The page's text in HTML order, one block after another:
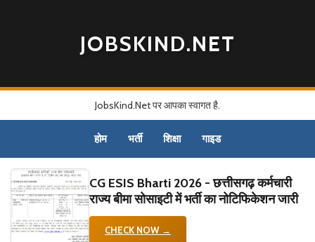
JOBSKIND.NET
JobsKind.Net पर आपका स्वागत है.
होम भर्ती शिक्षा गाइड
CG ESIS Bharti 2026 - छत्तीसगढ़ कर्मचारी
राज्य बीमा सोसाइटी में भर्ती का नोटिफिकेशन जारी
CHECK NOW →